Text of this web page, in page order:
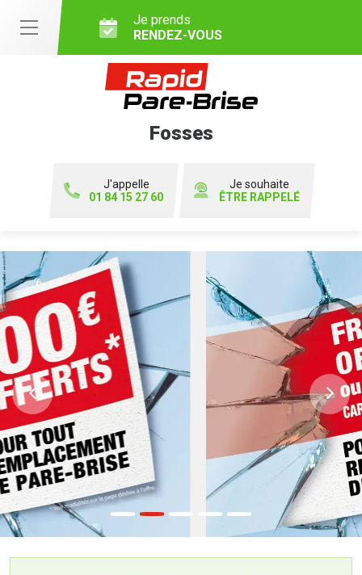
Je prends
RENDEZ-VOUS
Fosses
J'appelle
01 84 15 27 60
Je souhaite
ÊTRE RAPPELÉ
Previous